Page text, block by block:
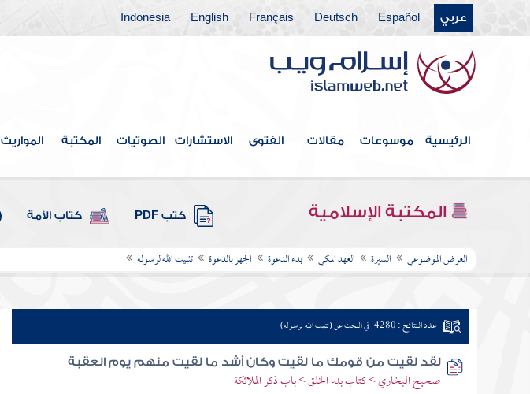
عربي Español
Deutsch
Français
English
Indonesia
الرئيسية موسوعات مقالات الفتوى الاستشارات الصوتيات المكتبة المواريث
المكتبة الإسلامية كتب PDF كتاب الأمة
العرض الموضوعي السيرة العهد المكي بدء الدعوة الجهر بالدعوة تثبيت الله لرسوله
عدد النتائج : 4280 في البحث عن (تثبيت الله لرسوله)
لقد لقيت من قومك ما لقيت وكان أشد ما لقيت منهم يوم العقبة
صحيح البخاري > كتاب بدء الخلق > باب ذكر الملائكة